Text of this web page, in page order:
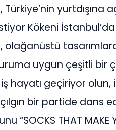
yurtdışına
Kökeni
olağanüstü
uygun çeşitli bir
hayatı geçiriyor olun,
bir partide dans
“SOCKS THAT MAKE